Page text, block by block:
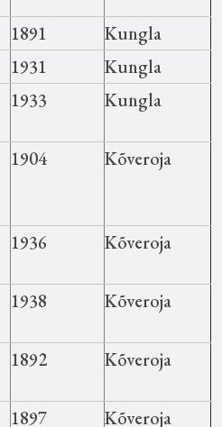
1891
Kungla
1931
Kungla
1933 Kungla
1904 Kõveroja
1936 Kõveroja
1938 Kõveroja
1892 Kõveroja
1897 Kõveroja